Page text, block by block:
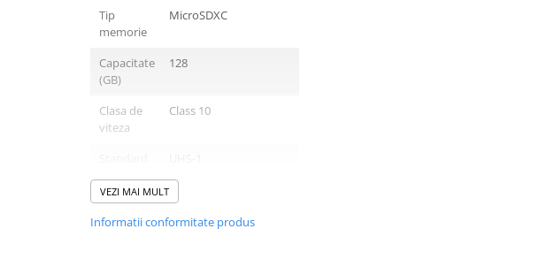
Tip
memorie
MicroSDXC
Capacitate
(GB)
128
Clasa de
viteza
Class 10
Rata de
transfer
80
VEZI MAI MULT
Informatii conformitate produs